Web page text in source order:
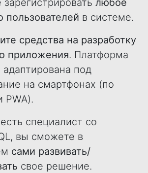
любое
пользователей в системе.
средства на разработку
приложения. Платформа
под
на смартфонах (по
PWA).
специалист со
вы сможете в
сами развивать/
свое решение.